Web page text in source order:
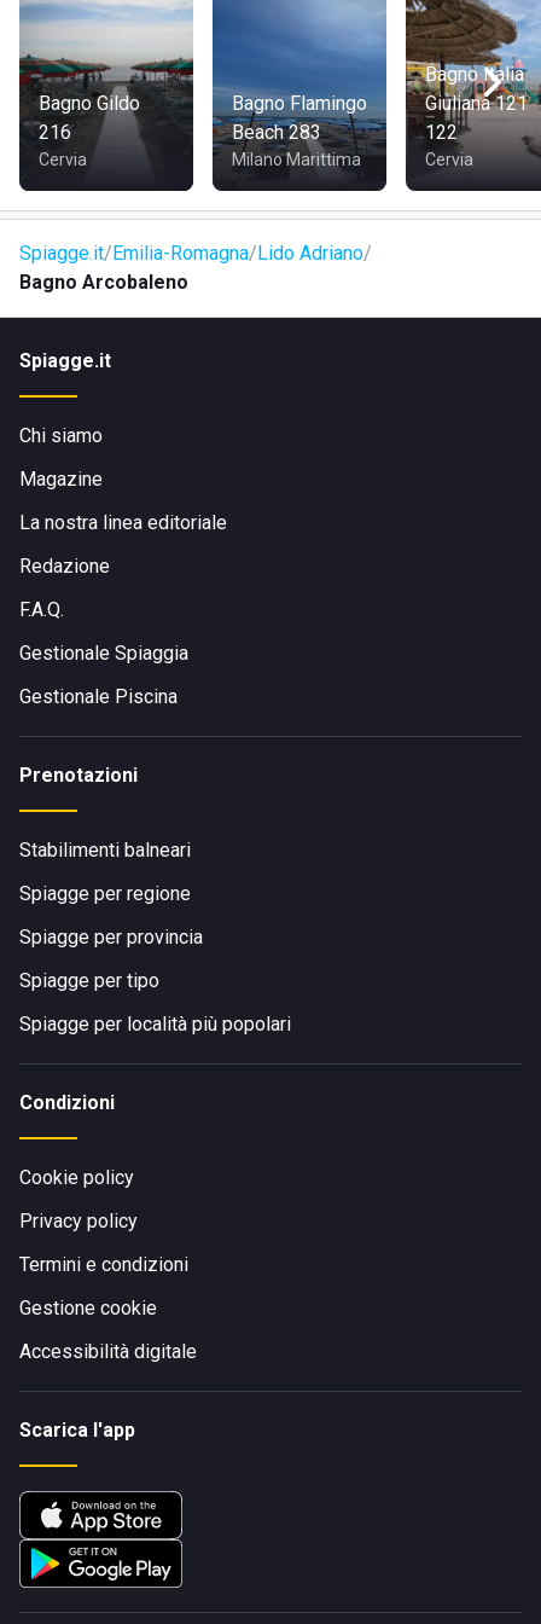
Bagno Gildo
216
Cervia
Bagno Flamingo
Beach 283
Milano Marittima
Bagno Italia
Giuliana 121
122
Cervia
Spiagge.it Emilia-Romagna Lido Adriano
Bagno Arcobaleno
Spiagge.it
Chi siamo
Magazine
La nostra linea editoriale
Redazione
F.A.Q.
Gestionale Spiaggia
Gestionale Piscina
Prenotazioni
Stabilimenti balneari
Spiagge per regione
Spiagge per provincia
Spiagge per tipo
Spiagge per località più popolari
Condizioni
Cookie policy
Privacy policy
Termini e condizioni
Gestione cookie
Accessibilità digitale
Scarica l'app